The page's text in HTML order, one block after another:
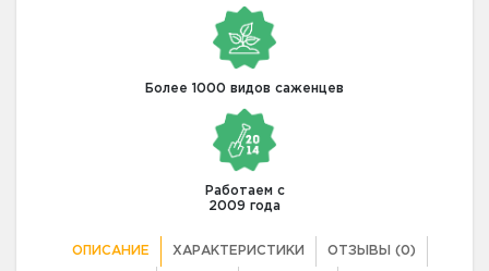
Более 1000 видов саженцев
Работаем с
2009 года
ОПИСАНИЕ ХАРАКТЕРИСТИКИ ОТЗЫВЫ (0)